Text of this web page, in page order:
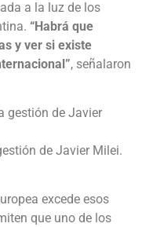
a la luz de los
“Habrá que
y ver si existe
, señalaron
de Javier Milei.
excede esos
que uno de los